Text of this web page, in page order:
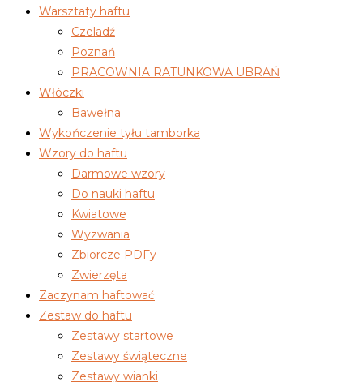
Warsztaty haftu
Czeladź
Poznań
PRACOWNIA RATUNKOWA UBRAŃ
Włóczki
Bawełna
Wykończenie tyłu tamborka
Wzory do haftu
Darmowe wzory
Do nauki haftu
Kwiatowe
Wyzwania
Zbiorcze PDFy
Zwierzęta
Zaczynam haftować
Zestaw do haftu
Zestawy startowe
Zestawy świąteczne
Zestawy wianki